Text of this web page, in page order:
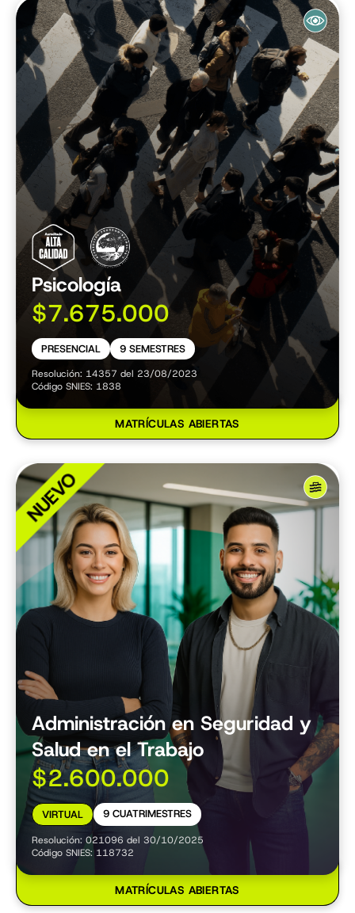
Psicología
$7.675.000
PRESENCIAL 9 SEMESTRES
Resolución: 14357 del 23/08/2023
Código SNIES: 1838
MATRÍCULAS ABIERTAS
Administración en Seguridad y
Salud en el Trabajo
$2.600.000
VIRTUAL 9 CUATRIMESTRES
Resolución: 021096 del 30/10/2025
Código SNIES: 118732
MATRÍCULAS ABIERTAS